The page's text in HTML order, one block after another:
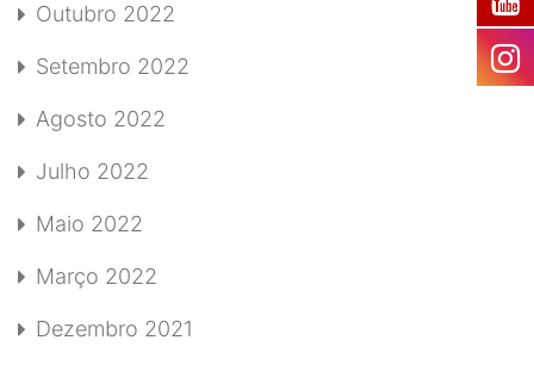
Outubro 2022
Setembro 2022
Agosto 2022
Julho 2022
Maio 2022
Março 2022
Dezembro 2021